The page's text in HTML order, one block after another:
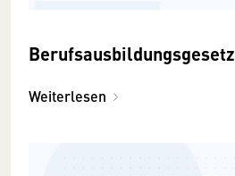
Berufsausbildungsgesetz
Weiterlesen